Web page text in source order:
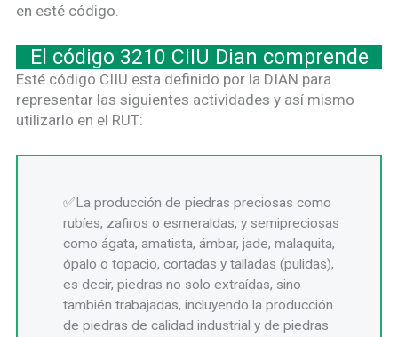
en esté código.
El código 3210 CIIU Dian comprende
Esté código CIIU esta definido por la DIAN para
representar las siguientes actividades y así mismo
utilizarlo en el RUT:
La producción de piedras preciosas como
rubíes, zafiros o esmeraldas, y semipreciosas
como ágata, amatista, ámbar, jade, malaquita,
ópalo o topacio, cortadas y talladas (pulidas),
es decir, piedras no solo extraídas, sino
también trabajadas, incluyendo la producción
de piedras de calidad industrial y de piedras